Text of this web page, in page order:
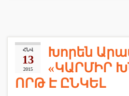
ՀՆՎ
13
2015
Խորեն
«ԿԱՐՄԻՐ
ՈՐԹ Է ԸՆԿԵԼ